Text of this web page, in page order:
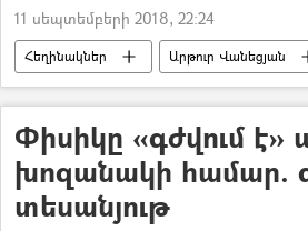
11 սեպտեմբերի 2018, 22:24
Հեղինակներ Արթուր Վանեցյան
Արթուր Վանեցյանի և Սասուն Խաչատրյանի
Փիսիկը «գժվում
խոզանակի համար.
տեսանյութ